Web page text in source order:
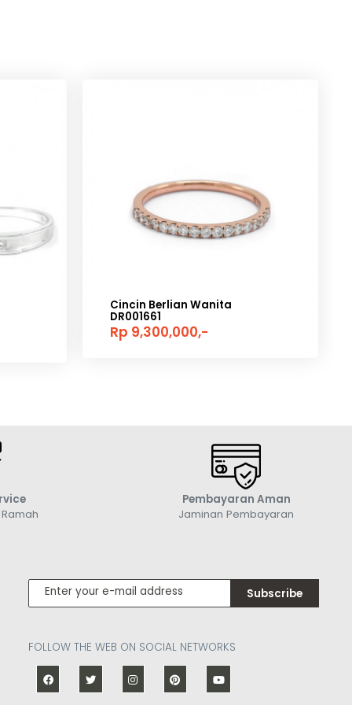
Cincin Berlian Wanita
DR001661
Rp 9,300,000,-
Pembayaran Aman
Jaminan Pembayaran
Subscribe
FOLLOW THE WEB ON SOCIAL NETWORKS